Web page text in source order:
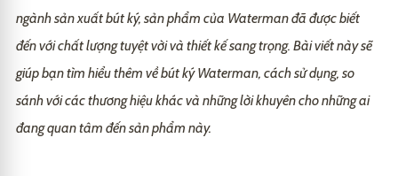
1.2 2. Waterman Hemisphere
1.3 3. Waterman Carene
2 Cách sử dụng bút ký Waterman
3 So sánh bút ký Waterman với các thương hiệu khác
ngành sản xuất bút ký, sản phẩm của Waterman đã được biết
đến với chất lượng tuyệt vời và thiết kế sang trọng. Bài viết này sẽ
giúp bạn tìm hiểu thêm về bút ký Waterman, cách sử dụng, so
sánh với các thương hiệu khác và những lời khuyên cho những ai
đang quan tâm đến sản phẩm này.